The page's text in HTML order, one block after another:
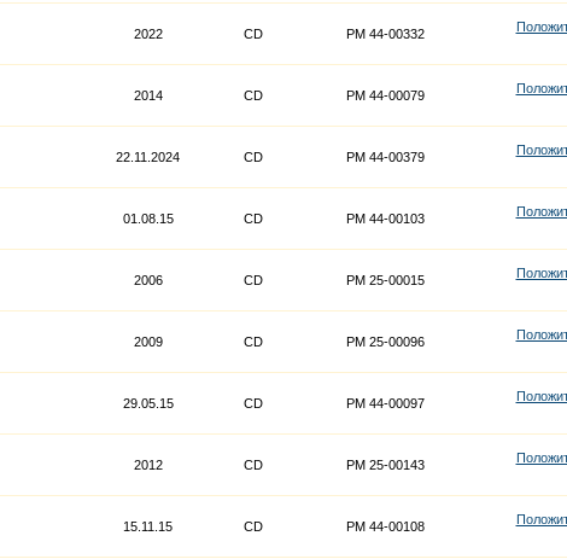
2022 CD PM 44-00332
2014 CD PM 44-00079
22.11.2024 CD PM 44-00379
01.08.15 CD PM 44-00103
2006 CD PM 25-00015
2009 CD PM 25-00096
29.05.15 CD PM 44-00097
2012 CD PM 25-00143
15.11.15 CD PM 44-00108